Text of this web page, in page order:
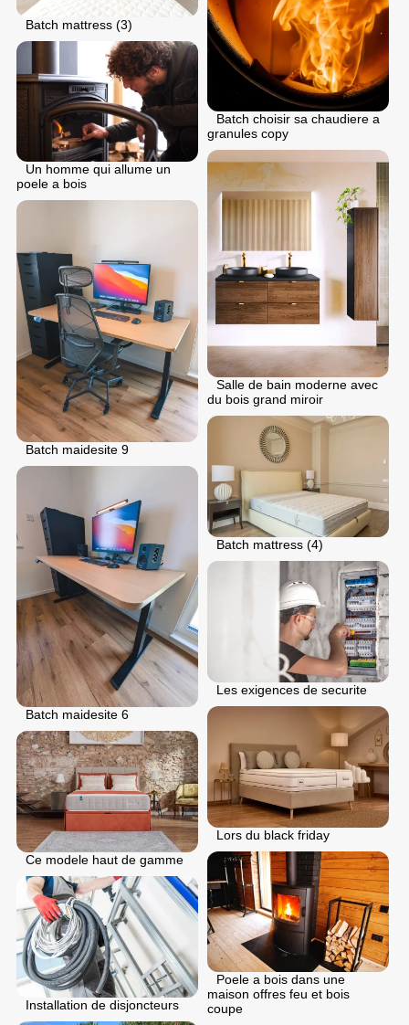
Batch choisir sa chaudiere a
granules copy
Batch mattress (3)
Un homme qui allume un
poele a bois
Salle de bain moderne avec
du bois grand miroir
Batch maidesite 9
Batch mattress (4)
Batch maidesite 6
Les exigences de securite
Lors du black friday
Ce modele haut de gamme
Poele a bois dans une
maison offres feu et bois
coupe
Installation de disjoncteurs